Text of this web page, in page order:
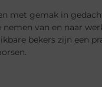
met gemak in
van en naar
bekers zijn een